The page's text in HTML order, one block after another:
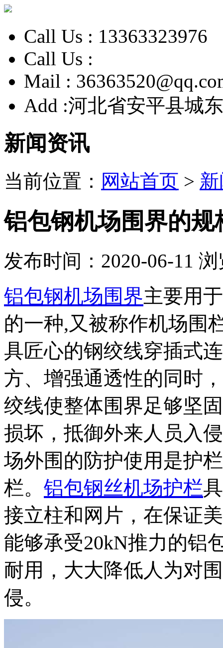
Call Us : 13363323976
Call Us :
Mail :
Add :河北省安平县城
新闻资讯
当前位置： 网站首页 >
铝包钢机场围界的规
发布时间：2020-06-11 浏
铝包钢机场围界主要用
的一种,又被称作机场围
具匠心的钢绞线穿插式
方、增强通透性的同时
绞线使整体围界足够坚
损坏，抵御外来人员入
场外围的防护使用是护
栏。 铝包钢丝机场护栏
接立柱和网片，在保证
能够承受20kN推力的铝
耐用，大大降低人为对
侵。